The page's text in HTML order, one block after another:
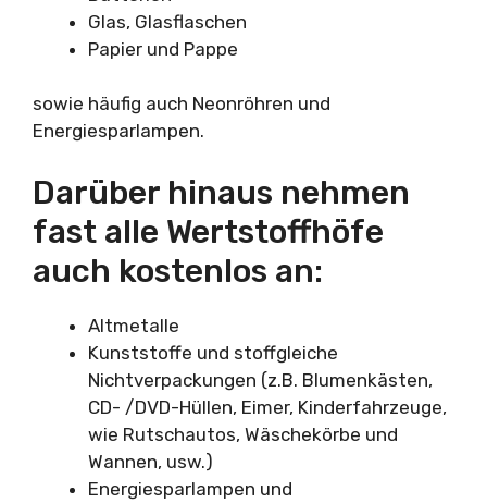
Glas, Glasflaschen
Papier und Pappe
sowie häufig auch Neonröhren und
Energiesparlampen.
Darüber hinaus nehmen
fast alle Wertstoffhöfe
auch kostenlos an:
Altmetalle
Kunststoffe und stoffgleiche
Nichtverpackungen (z.B. Blumenkästen,
CD- /DVD-Hüllen, Eimer, Kinderfahrzeuge,
wie Rutschautos, Wäschekörbe und
Wannen, usw.)
Energiesparlampen und